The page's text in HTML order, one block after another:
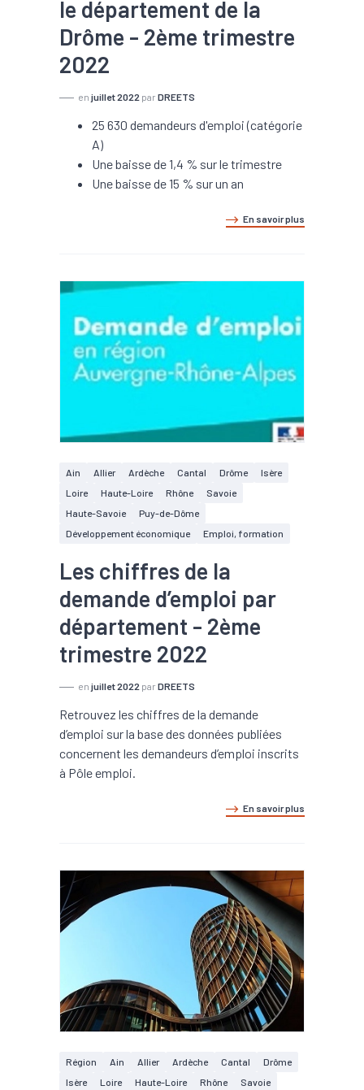
le département de la
Drôme - 2ème trimestre
2022
en juillet 2022 par DREETS
25 630 demandeurs d'emploi (catégorie
A)
Une baisse de 1,4 % sur le trimestre
Une baisse de 15 % sur un an
En savoir plus
Ain Allier Ardèche Cantal Drôme
Isère
Loire
Haute-Loire Rhône
Savoie
Haute-Savoie
Puy-de-Dôme
Développement économique
Emploi, formation
Les chiffres de la
demande d’emploi par
département - 2ème
trimestre 2022
en juillet 2022 par DREETS
Retrouvez les chiffres de la demande
d’emploi sur la base des données publiées
concernent les demandeurs d’emploi inscrits
à Pôle emploi.
En savoir plus
Région Ain Allier Ardèche Cantal
Drôme
Isère
Loire Haute-Loire Rhône
Savoie